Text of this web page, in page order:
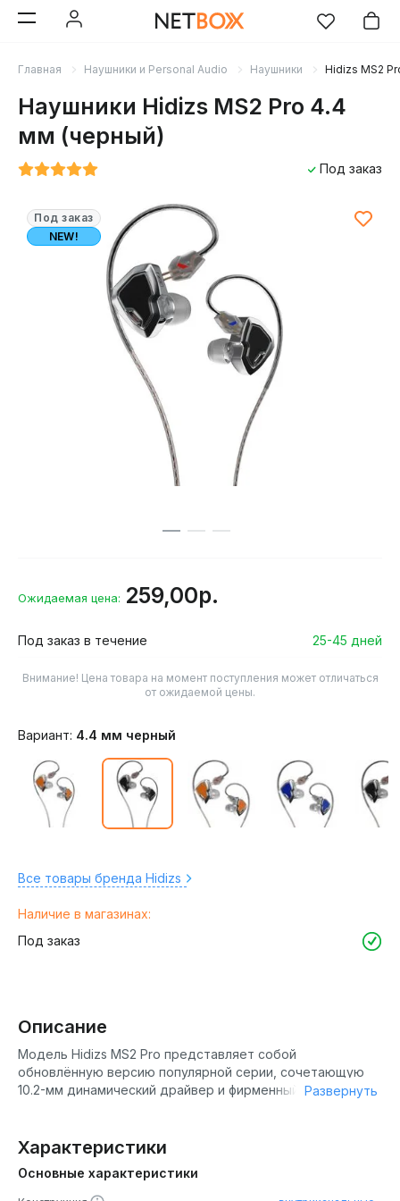
Главная Наушники и Personal Audio Наушники Hidizs MS2
Наушники Hidizs MS2 Pro 4.4
мм (черный)
Под заказ
Под заказ
NEW!
Ожидаемая цена: 259,00р.
Под заказ в течение 25-45 дней
Внимание! Цена товара на момент поступления может отличаться
от ожидаемой цены.
Вариант: 4.4 мм черный
Все товары бренда Hidizs
Наличие в магазинах:
Под заказ
Описание
Модель Hidizs MS2 Pro представляет собой
обновлённую версию популярной серии, сочетающую
10.2-мм динамический драйвер и фирменный арматурный
конкурентов уникальной возможностью изменения
звукового профиля с помощью сменных акустических
фильтров, позволяя слушателю выбирать из шести
вариантов настройки под разные музыкальные жанры и
Развернуть
Характеристики
Основные характеристики